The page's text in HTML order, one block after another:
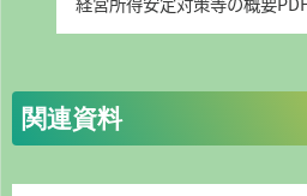
関連資料